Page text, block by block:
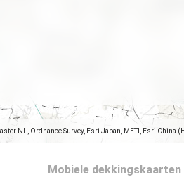
NL, Ordnance Survey, Esri Japan, METI, Esri
Mobiele